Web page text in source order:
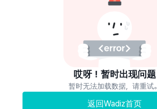
哎呀！暂时出现问题
暂时无法加载数据，请重试。
返回Wadiz首页